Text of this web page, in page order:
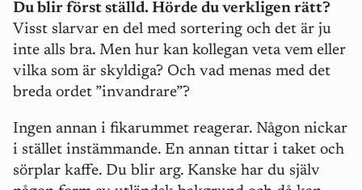
Du blir först ställd. Hörde du verkligen rätt?
Visst slarvar en del med sortering och det är ju
inte alls bra. Men hur kan kollegan veta vem eller
vilka som är skyldiga? Och vad menas med det
breda ordet ”invandrare”?
Ingen annan i fikarummet reagerar. Någon nickar
i stället instämmande. En annan tittar i taket och
sörplar kaffe. Du blir arg. Kanske har du själv